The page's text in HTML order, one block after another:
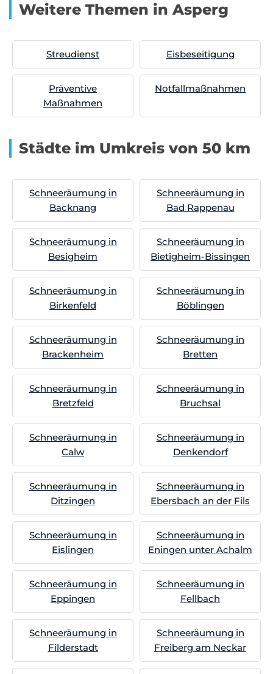
Weitere Themen in Asperg
Streudienst Eisbeseitigung
Präventive
Maßnahmen
Notfallmaßnahmen
Städte im Umkreis von 50 km
Schneeräumung in
Backnang
Schneeräumung in
Bad Rappenau
Schneeräumung in
Besigheim
Schneeräumung in
Bietigheim-Bissingen
Schneeräumung in
Birkenfeld
Schneeräumung in
Böblingen
Schneeräumung in
Brackenheim
Schneeräumung in
Bretten
Schneeräumung in
Bretzfeld
Schneeräumung in
Bruchsal
Schneeräumung in
Calw
Schneeräumung in
Denkendorf
Schneeräumung in
Ditzingen
Schneeräumung in
Ebersbach an der Fils
Schneeräumung in
Eislingen
Schneeräumung in
Eningen unter Achalm
Schneeräumung in
Eppingen
Schneeräumung in
Fellbach
Schneeräumung in
Filderstadt
Schneeräumung in
Freiberg am Neckar